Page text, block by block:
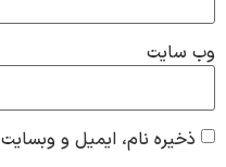
وب‌ سایت
ذخیره نام، ایمیل و